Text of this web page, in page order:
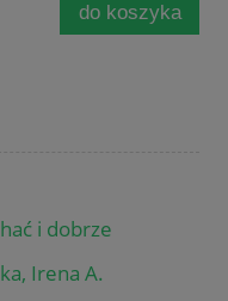
do koszyka
i dobrze
Irena A.